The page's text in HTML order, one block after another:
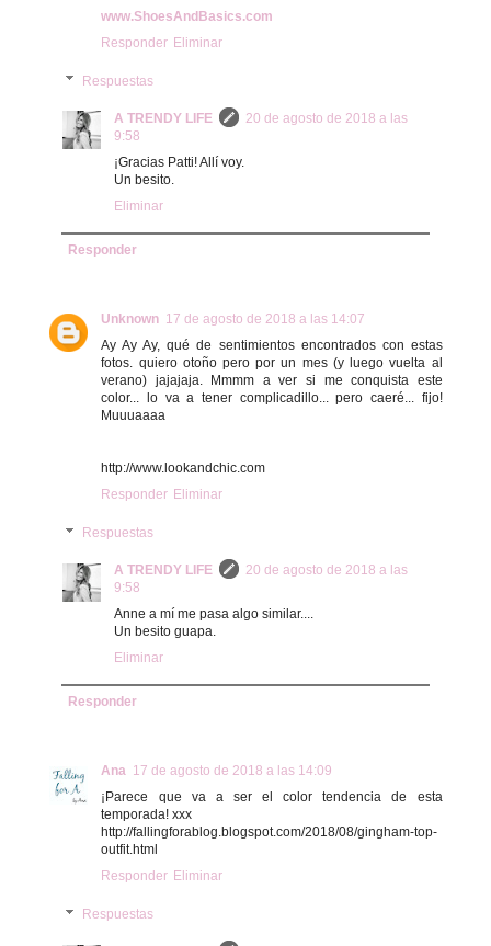
www.ShoesAndBasics.com
Responder Eliminar
Respuestas
A TRENDY LIFE
20 de agosto de 2018 a las
9:58
¡Gracias Patti! Allí voy.
Un besito.
Eliminar
Responder
Unknown 17 de agosto de 2018 a las 14:07
Ay Ay Ay, qué de sentimientos encontrados con estas
fotos. quiero otoño pero por un mes (y luego vuelta al
verano) jajajaja. Mmmm a ver si me conquista este
color... lo va a tener complicadillo... pero caeré... fijo!
Muuuaaaa
http://www.lookandchic.com
Responder Eliminar
Respuestas
A TRENDY LIFE
20 de agosto de 2018 a las
9:58
Anne a mí me pasa algo similar....
Un besito guapa.
Eliminar
Responder
Ana 17 de agosto de 2018 a las 14:09
¡Parece que va a ser el color tendencia de esta
temporada! xxx
http://fallingforablog.blogspot.com/2018/08/gingham-top-
outfit.html
Responder Eliminar
Respuestas